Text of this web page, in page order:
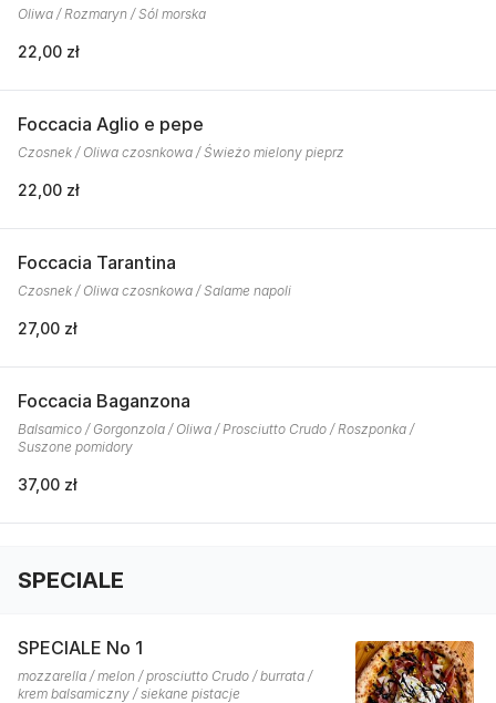
Oliwa / Rozmaryn / Sól morska
22,00 zł
Foccacia Aglio e pepe
Czosnek / Oliwa czosnkowa / Świeżo mielony pieprz
22,00 zł
Foccacia Tarantina
Czosnek / Oliwa czosnkowa / Salame napoli
27,00 zł
Foccacia Baganzona
Balsamico / Gorgonzola / Oliwa / Prosciutto Crudo / Roszponka /
Suszone pomidory
37,00 zł
SPECIALE
SPECIALE No 1
mozzarella / melon / prosciutto Crudo / burrata /
krem balsamiczny / siekane pistacje